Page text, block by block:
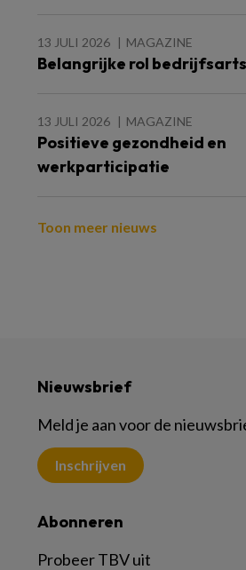
13 JULI 2026 MAGAZINE
Belangrijke rol
13 JULI 2026 MAGAZINE
Positieve gezondheid en
werkparticipatie
Toon meer nieuws
Nieuwsbrief
Meld je aan voor de
Inschrijven
Abonneren
Probeer TBV uit